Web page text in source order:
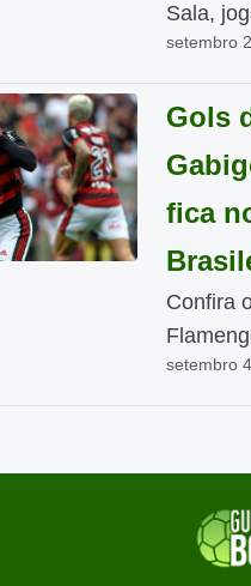
Sala,
setembro
Gols
fica
Confira
setembro